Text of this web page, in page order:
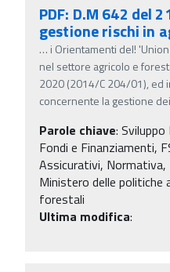
PDF: D.M 642 del
gestione rischi in
… i Orientamenti del!
nel settore agricolo e
2020 (2014/C 204/01), ed
concernente la gestione
Parole chiave: Sviluppo
Fondi e Finanziamenti,
Assicurativi,
Ministero delle politiche
forestali
Ultima modifica: